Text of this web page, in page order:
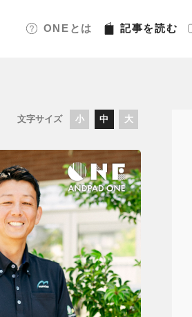
ONEとは 記事を読む
文字サイズ 小 中 大